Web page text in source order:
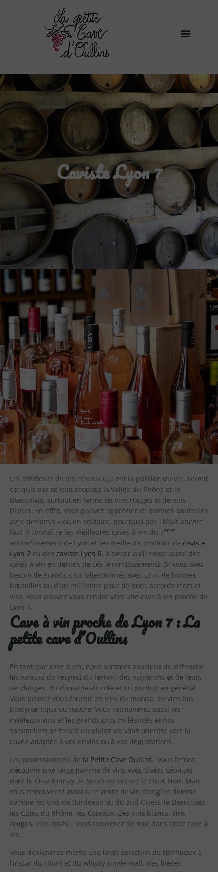
Caviste Lyon 7
Les amateurs de vin et ceux qui ont la passion du vin, seront
conquis par ce que propose la Vallée du Rhône et le
Beaujolais, surtout en terme de vins rouges et de vins
blancs. En effet, vous pouvez apprécier de bonnes bouteilles
avec des amis – ou en solitaire, pourquoi pas ! Mais encore
faut-il connaître les meilleures caves à vin du 7ème
arrondissement de Lyon et les meilleurs produits de caviste
Lyon 2 ou des caviste Lyon 8, à savoir qu’il existe aussi des
caves à vin en dehors de ces arrondissements. Si vous avez
besoin de grands crus sélectionnés avec soin, de bonnes
bouteilles ou d’un millésime pour de bons accords mets et
vins, vous pouvez vous rendre vers une cave à vin proche de
Lyon 7.
wherewatches.com
produce
a
new
movement
that
was
exclusive
to
them
and
featured
a
rechargeable
battery
and
some
extra
functionality.https://fakerolex.is/
rolex
the
most
Cave à vin proche de Lyon 7 : La
petite cave d’Oullins
En tant que cave à vin, nous sommes soucieux de défendre
les valeurs du respect du terroir, des vignerons et de leurs
vendanges, du domaine viticole et du produit en général.
Vous pouvez vous fournir en vins du monde, en vins bio,
biodynamique ou nature. Vous retrouverez aussi les
meilleurs vins et les grands crus millésimés et nos
sommeliers se feront un plaisir de vous orienter vers la
cuvée adaptée à vos envies ou à vos dégustations.
Les professionnels de la Petite Cave Oullins, vous feront
découvrir une large gamme de vins avec divers cépages
dont le Chardonnay, le Syrah ou encore le Pinot Noir. Mais
vous retrouverez aussi une vente de vin d’origine diverse
comme les vins de Bordeaux ou du Sud Ouest, le Beaujolais,
les Côtes du Rhône, les Coteaux. Des vins blancs, vins
rouges, vins rosés… vous trouverez de tout dans cette cave à
vin.
Vous dénicherez même une large sélection de spiritueux à
l’instar du rhum et du whisky single malt, des bières